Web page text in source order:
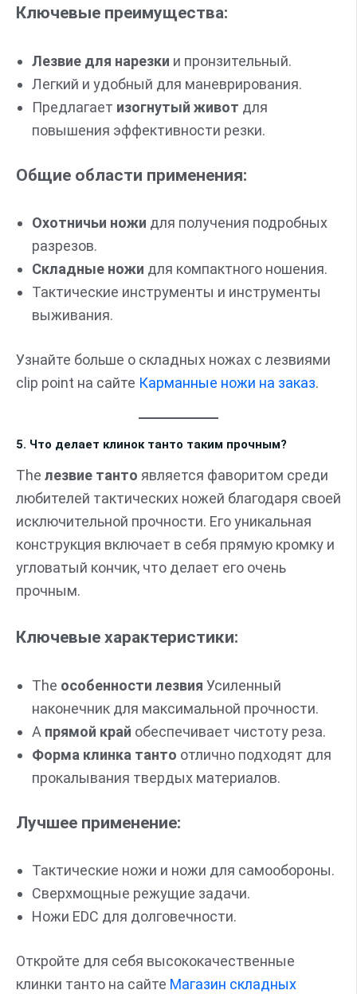
Ключевые преимущества:
Лезвие для нарезки и пронзительный.
Легкий и удобный для маневрирования.
Предлагает изогнутый живот для
повышения эффективности резки.
Общие области применения:
Охотничьи ножи для получения подробных
разрезов.
Складные ножи для компактного ношения.
Тактические инструменты и инструменты
выживания.
Узнайте больше о складных ножах с лезвиями
clip point на сайте Карманные ножи на заказ.
5. Что делает клинок танто таким прочным?
The лезвие танто является фаворитом среди
любителей тактических ножей благодаря своей
исключительной прочности. Его уникальная
конструкция включает в себя прямую кромку и
угловатый кончик, что делает его очень
прочным.
Ключевые характеристики:
The особенности лезвия Усиленный
наконечник для максимальной прочности.
А прямой край обеспечивает чистоту реза.
Форма клинка танто отлично подходят для
прокалывания твердых материалов.
Лучшее применение:
Тактические ножи и ножи для самообороны.
Сверхмощные режущие задачи.
Ножи EDC для долговечности.
Откройте для себя высококачественные
клинки танто на сайте Магазин складных